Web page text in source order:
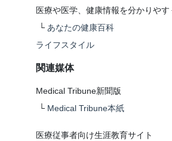
医療や医学、健康情報を分かりやす
└ あなたの健康百科
ライフスタイル
関連媒体
Medical Tribune新聞版
└ Medical Tribune本紙
医療従事者向け生涯教育サイト